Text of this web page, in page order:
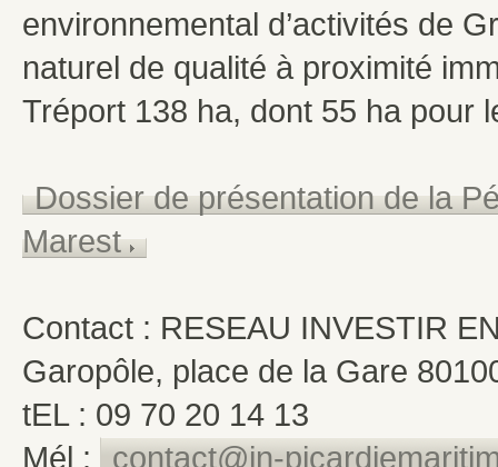
environnemental d’activités de
naturel de qualité à proximité
Tréport 138 ha, dont 55 ha pour
Dossier de présentation de la
Marest
Contact : RESEAU INVESTIR
Garopôle, place de la Gare
tEL : 09 70 20 14 13
Mél :
contact@in-